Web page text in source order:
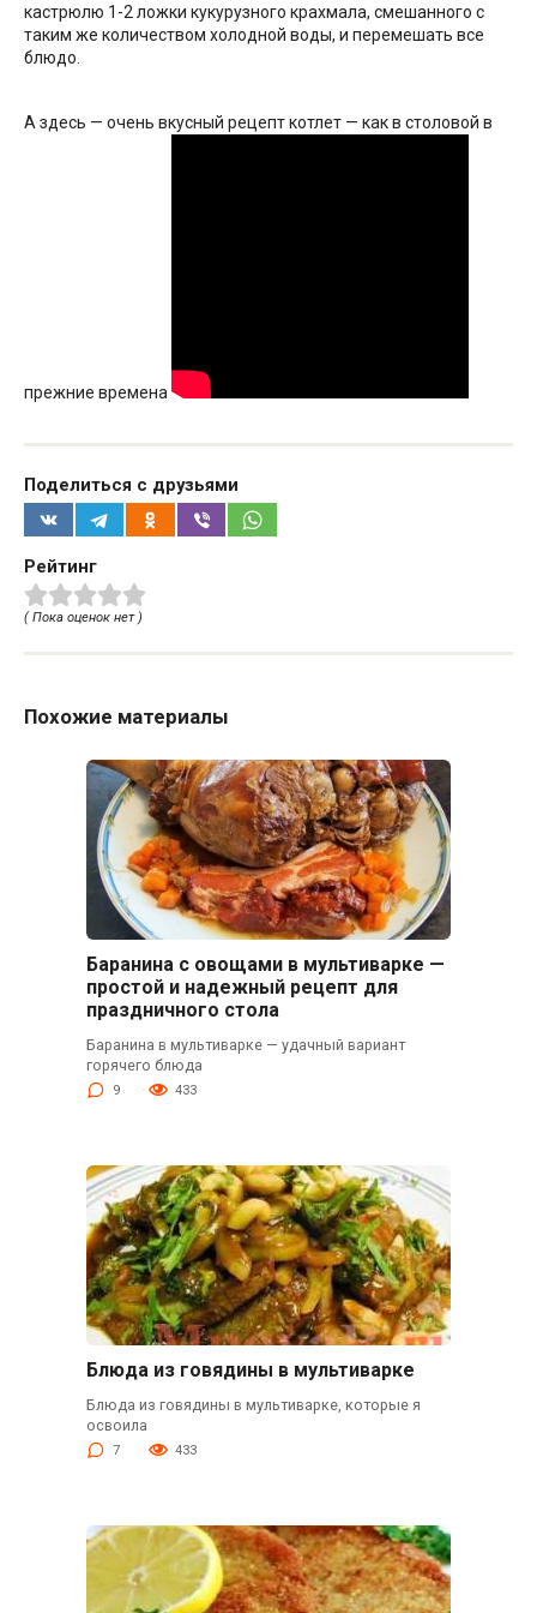
кастрюлю 1-2 ложки кукурузного крахмала, смешанного с
таким же количеством холодной воды, и перемешать все
блюдо.
А здесь — очень вкусный рецепт котлет — как в столовой в
прежние времена
Поделиться с друзьями
Рейтинг
( Пока оценок нет )
Похожие материалы
Баранина с овощами в мультиварке —
простой и надежный рецепт для
праздничного стола
Баранина в мультиварке — удачный вариант
горячего блюда
9 433
Блюда из говядины в мультиварке
Блюда из говядины в мультиварке, которые я
освоила
7 433